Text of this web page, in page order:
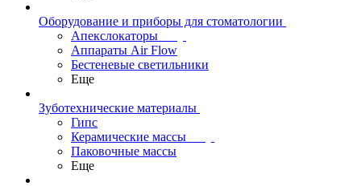
Оборудование и приборы для стоматологии
Апекслокаторы
Аппараты Air Flow
Бестеневые светильники
Еще
Зуботехнические материалы
Гипс
Керамические массы
Паковочные массы
Еще